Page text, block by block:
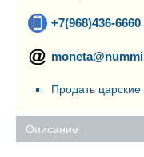
+7(968)436-6660
Продать
Описание